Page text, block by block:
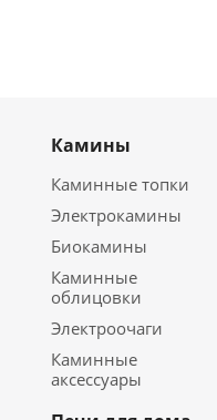
Камины
Каминные топки
Электрокамины
Биокамины
Каминные
облицовки
Электроочаги
Каминные
аксессуары